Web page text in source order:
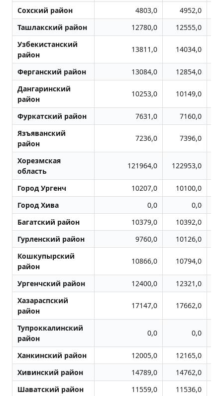
Сохский район
4803,0
4952,0
Ташлакский район
12780,0 12555,0
Узбекистанский
район
13811,0 14034,0
Ферганский район 13084,0 12854,0
Дангаринский
район
10253,0 10149,0
Фуркатский район 7631,0
7160,0
Язъяванский
район
7236,0 7396,0
Хорезмская
область
121964,0 122953,0
Город Ургенч 10207,0 10100,0
Город Хива
0,0
0,0
Багатский район
10379,0 10392,0
Гурленский район
9760,0 10126,0
Кошкупырский
район
10866,0 10794,0
Ургенчский район 12400,0 12321,0
Хазараспский
район
17147,0 17662,0
Тупроккалинский
район
0,0 0,0
Ханкинский район 12005,0 12165,0
Хивинский район
14789,0 14762,0
Шаватский район
11559,0 11536,0